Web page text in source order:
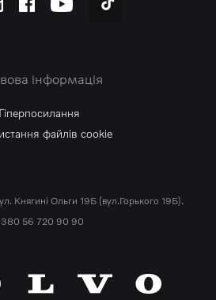
інформація
Гіперпосилання
файлів cookie
Княгині Ольги 19Б (вул.Горького 19Б).
56 720 90 90